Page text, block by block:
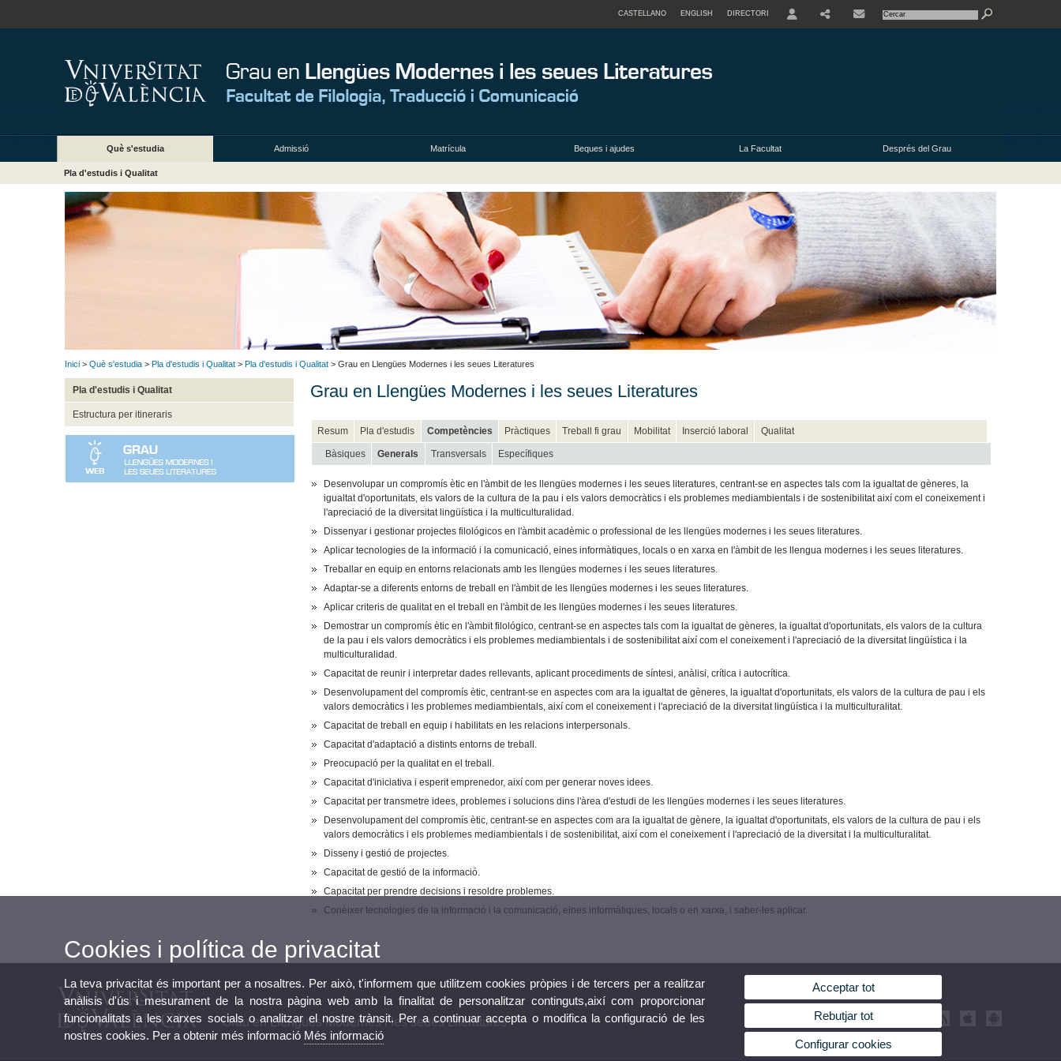
CASTELLANO ENGLISH DIRECTORI
Què s'estudia Admissió Matrícula Beques i ajudes La Facultat Després del Grau
Pla d'estudis i Qualitat
Inici > Què s'estudia > Pla d'estudis i Qualitat > Pla d'estudis i Qualitat > Grau en Llengües Modernes i les seues Literatures
Pla d'estudis i Qualitat
Estructura per itineraris
Grau en Llengües Modernes i les seues Literatures
Resum Pla d'estudis Competències Pràctiques Treball fi grau Mobilitat Inserció laboral Qualitat
Bàsiques Generals Transversals Específiques
Desenvolupar un compromís ètic en l'àmbit de les llengües modernes i les seues literatures, centrant-se en aspectes tals com la igualtat de gèneres, la
igualtat d'oportunitats, els valors de la cultura de la pau i els valors democràtics i els problemes mediambientals i de sostenibilitat així com el coneixement i
l'apreciació de la diversitat lingüística i la multiculturalidad.
Dissenyar i gestionar projectes filológicos en l'àmbit acadèmic o professional de les llengües modernes i les seues literatures.
Aplicar tecnologies de la informació i la comunicació, eines informàtiques, locals o en xarxa en l'àmbit de les llengua modernes i les seues literatures.
Treballar en equip en entorns relacionats amb les llengües modernes i les seues literatures.
Adaptar-se a diferents entorns de treball en l'àmbit de les llengües modernes i les seues literatures.
Aplicar criteris de qualitat en el treball en l'àmbit de les llengües modernes i les seues literatures.
Demostrar un compromís ètic en l'àmbit filológico, centrant-se en aspectes tals com la igualtat de gèneres, la igualtat d'oportunitats, els valors de la cultura
de la pau i els valors democràtics i els problemes mediambientals i de sostenibilitat així com el coneixement i l'apreciació de la diversitat lingüística i la
multiculturalidad.
Capacitat de reunir i interpretar dades rellevants, aplicant procediments de síntesi, anàlisi, crítica i autocrítica.
Desenvolupament del compromís ètic, centrant-se en aspectes com ara la igualtat de gèneres, la igualtat d'oportunitats, els valors de la cultura de pau i els
valors democràtics i les problemes mediambientals, així com el coneixement i l'apreciació de la diversitat lingüística i la multiculturalitat.
Capacitat de treball en equip i habilitats en les relacions interpersonals.
Capacitat d'adaptació a distints entorns de treball.
Preocupació per la qualitat en el treball.
Capacitat d'iniciativa i esperit emprenedor, així com per generar noves idees.
Capacitat per transmetre idees, problemes i solucions dins l'àrea d'estudi de les llengües modernes i les seues literatures.
Desenvolupament del compromís ètic, centrant-se en aspectes com ara la igualtat de gènere, la igualtat d'oportunitats, els valors de la cultura de pau i els
valors democràtics i els problemes mediambientals i de sostenibilitat, així com el coneixement i l'apreciació de la diversitat i la multiculturalitat.
Disseny i gestió de projectes.
Capacitat de gestió de la informació.
Capacitat per prendre decisions i resoldre problemes.
Conèixer tecnologies de la informació i la comunicació, eines informàtiques, locals o en xarxa, i saber-les aplicar.
Grau en Llengües Modernes i les seues Literatures
Cookies i política de privacitat
La teva privacitat és important per a nosaltres. Per això, t'informem que utilitzem cookies pròpies i de tercers per a realitzar
anàlisis d'ús i mesurament de la nostra pàgina web amb la finalitat de personalitzar continguts,així com proporcionar
funcionalitats a les xarxes socials o analitzar el nostre trànsit. Per a continuar accepta o modifica la configuració de les
nostres cookies. Per a obtenir més informació Més informació
Acceptar tot
Rebutjar tot
Configurar cookies